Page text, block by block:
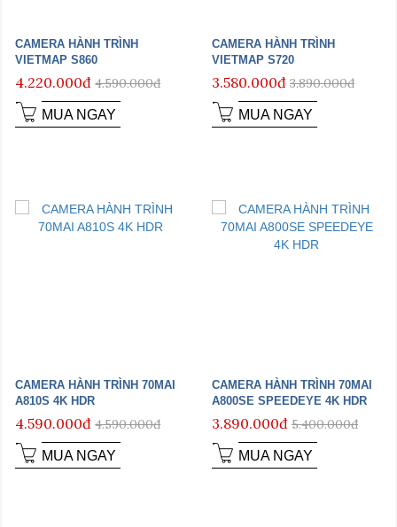
CAMERA HÀNH TRÌNH
VIETMAP S860
4.220.000đ 4.590.000đ
MUA NGAY
CAMERA HÀNH TRÌNH
VIETMAP S720
3.580.000đ 3.890.000đ
MUA NGAY
CAMERA HÀNH TRÌNH 70MAI
A810S 4K HDR
4.590.000đ 4.590.000đ
MUA NGAY
CAMERA HÀNH TRÌNH 70MAI
A800SE SPEEDEYE 4K HDR
3.890.000đ 5.400.000đ
MUA NGAY